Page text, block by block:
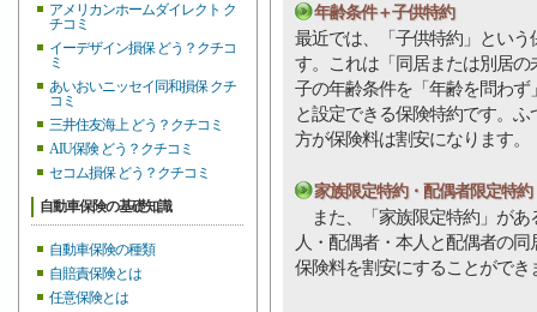
アメリカンホームダイレクト ク
チコミ
イーデザイン損保 どう？クチコ
ミ
あいおいニッセイ同和損保 クチ
コミ
三井住友海上 どう？クチコミ
AIU保険 どう？クチコミ
セコム損保 どう？クチコミ
自動車保険の基礎知識
自動車保険の種類
自賠責保険とは
任意保険とは
年齢条件＋子供特約
最近では、「子供特約」とい
す。これは「同居または別居
子の年齢条件を「年齢を問わず
と設定できる保険特約です。
方が保険料は割安になります。
家族限定特約・配偶者限定特約
また、「家族限定特約」があ
人・配偶者・本人と配偶者の
保険料を割安にすることができ